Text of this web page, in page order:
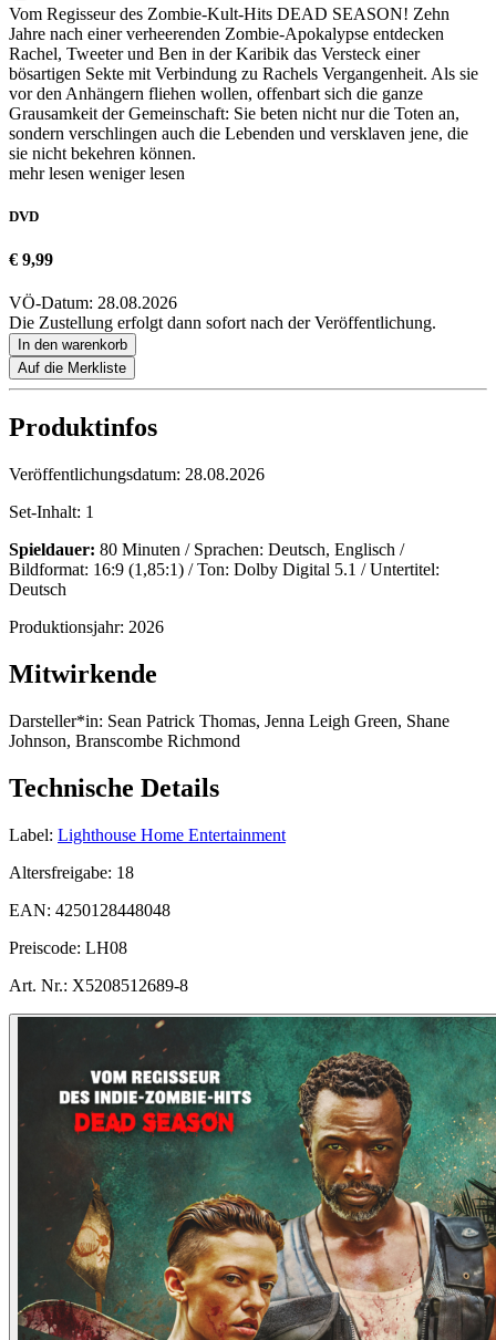
Vom Regisseur des Zombie-Kult-Hits DEAD SEASON! Zehn
Jahre nach einer verheerenden Zombie-Apokalypse entdecken
Rachel, Tweeter und Ben in der Karibik das Versteck einer
bösartigen Sekte mit Verbindung zu Rachels Vergangenheit. Als sie
vor den Anhängern fliehen wollen, offenbart sich die ganze
Grausamkeit der Gemeinschaft: Sie beten nicht nur die Toten an,
sondern verschlingen auch die Lebenden und versklaven jene, die
sie nicht bekehren können.
mehr lesen weniger lesen
DVD
€ 9,99
VÖ-Datum: 28.08.2026
Die Zustellung erfolgt dann sofort nach der Veröffentlichung.
In den warenkorb
Auf die Merkliste
Produktinfos
Veröffentlichungsdatum: 28.08.2026
Set-Inhalt: 1
Spieldauer: 80 Minuten / Sprachen: Deutsch, Englisch /
Bildformat: 16:9 (1,85:1) / Ton: Dolby Digital 5.1 / Untertitel:
Deutsch
Produktionsjahr: 2026
Mitwirkende
Darsteller*in: Sean Patrick Thomas, Jenna Leigh Green, Shane
Johnson, Branscombe Richmond
Technische Details
Label: Lighthouse Home Entertainment
Altersfreigabe: 18
EAN: 4250128448048
Preiscode: LH08
Art. Nr.: X5208512689-8